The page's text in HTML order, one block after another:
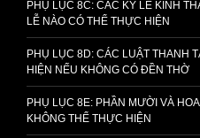
PHỤ LỤC 8C: CÁC KỲ LỄ KINH
LỄ NÀO CÓ THỂ THỰC HIỆN
PHỤ LỤC 8D: CÁC LUẬT THANH
HIỆN NẾU KHÔNG CÓ ĐỀN THỜ
PHỤ LỤC 8E: PHẦN MƯỜI VÀ
KHÔNG THỂ THỰC HIỆN